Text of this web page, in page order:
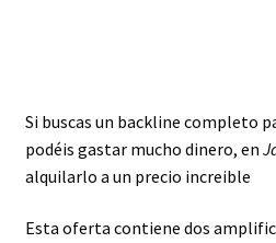
Si buscas un backline completo
podéis gastar mucho dinero, en
alquilarlo a un precio increible
Esta oferta contiene dos